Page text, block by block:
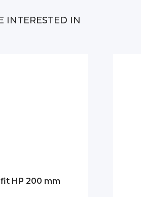
INTERESTED IN
HP 200 mm